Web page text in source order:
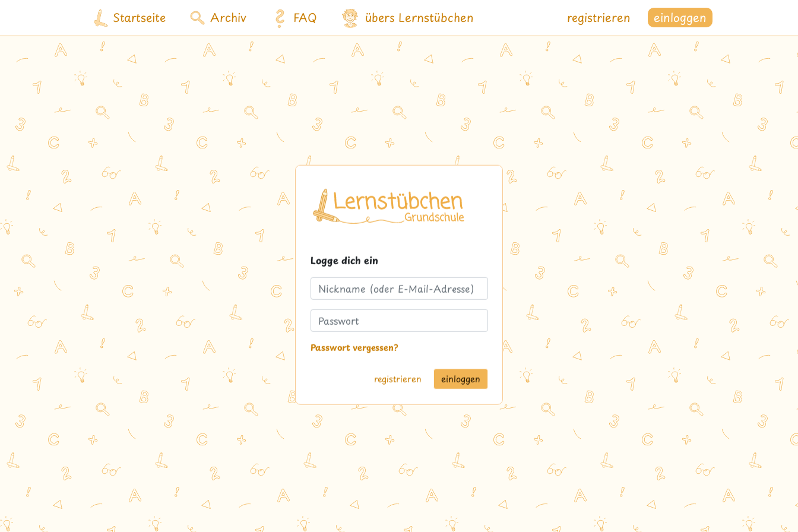
Startseite Archiv FAQ übers Lernstübchen registrieren einloggen
Logge dich ein
Passwort vergessen?
registrieren